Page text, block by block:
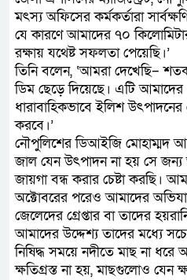
মৎস্য অফিসের কর্মকর্তারা
যে কারণে আমাদের ৭০
রক্ষায় যথেষ্ট সফলতা পেয়েছি।’
তিনি বলেন, ‘আমরা দেখেছি–
ডিম ছেড়ে দিয়েছে। এটি
ধারাবাহিকভাবে ইলিশ উৎপাদনের
করবে।’
নৌপুলিশের ডিআইজি মোহাম্মদ
জাল যেন উৎপাদন না হয় সে
জায়গা বন্ধ করার চেষ্টা করছি।
অক্টোবরের পরেও আমাদের
জেলেদের গ্রেপ্তার বা তাদের
আমাদের উদ্দেশ্য তাদের মধ্যে
নিষিদ্ধ সময়ে নদীতে মাছ না
ক্ষতিগ্রস্ত না হয়, মাছগুলোও যেন